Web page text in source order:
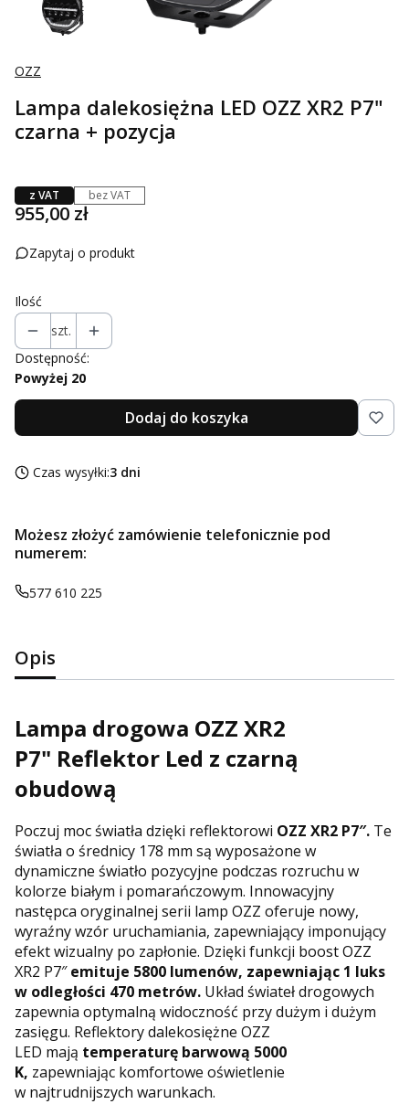
OZZ
Lampa dalekosiężna LED OZZ XR2 P7"
czarna + pozycja
z VAT bez VAT
Cena
955,00 zł
Zapytaj o produkt
Ilość
szt.
Dostępność:
Powyżej 20
Dodaj do koszyka
Czas wysyłki:3 dni
Możesz złożyć zamówienie telefonicznie pod
numerem:
577 610 225
Opis
Lampa drogowa OZZ XR2
P7" Reflektor Led z czarną
obudową
Poczuj moc światła dzięki reflektorowi OZZ XR2 P7″. Te
światła o średnicy 178 mm są wyposażone w
dynamiczne światło pozycyjne podczas rozruchu w
kolorze białym i pomarańczowym. Innowacyjny
następca oryginalnej serii lamp OZZ oferuje nowy,
wyraźny wzór uruchamiania, zapewniający imponujący
efekt wizualny po zapłonie. Dzięki funkcji boost OZZ
XR2 P7″emituje 5800 lumenów, zapewniając 1 luks
w odległości 470 metrów. Układ świateł drogowych
zapewnia optymalną widoczność przy dużym i dużym
zasięgu. Reflektory dalekosiężne OZZ
LED mają temperaturę barwową 5000
K, zapewniając komfortowe oświetlenie
w najtrudnijszych warunkach.